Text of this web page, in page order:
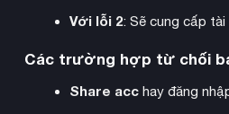
Với lỗi 2: Sẽ cung cấp
Các trường hợp từ chối
Share acchay đăng